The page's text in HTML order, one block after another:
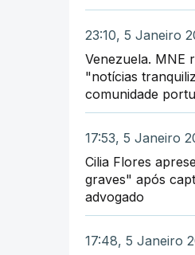
23:10, 5 Janeiro
Venezuela. MNE
"notícias
comunidade
17:53, 5 Janeiro
Cilia Flores
graves" após
advogado
17:48, 5 Janeiro